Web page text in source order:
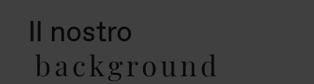
Il nostro
background